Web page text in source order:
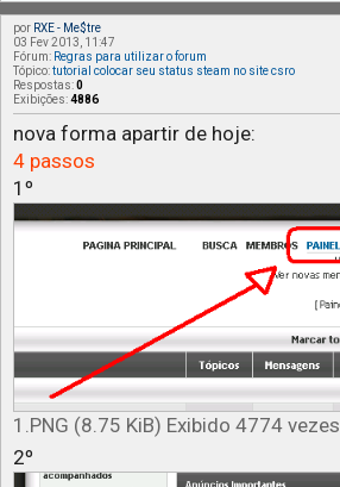
por RXE - Me$tre
03 Fev 2013, 11:47
Fórum: Regras para utilizar o forum
Tópico:tutorial colocar seu status steam no site csro
Respostas:0
Exibições:4886
nova forma apartir de hoje:
4 passos
1º
1.PNG (8.75 KiB) Exibido 4774 vezes
2º